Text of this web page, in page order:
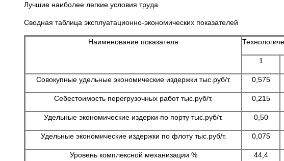
Лучшие наиболее легкие условия труда
Сводная таблица эксплуатационно-экономических показателей
Наименование показателя
1
Совокупные удельные экономические издержки тыс.руб/т. 0,575
Себестоимость перегрузочных работ тыс.руб/т. 0,215
Удельные экономические издерки по порту тыс.руб/т. 0,50
Удельные экономические издержки по флоту тыс.руб/т. 0,075
Уровень комплексной механизации % 44,4